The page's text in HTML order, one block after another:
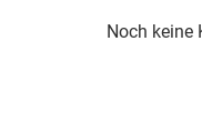
Noch keine